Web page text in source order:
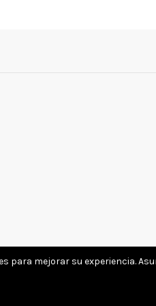
para mejorar su experiencia.